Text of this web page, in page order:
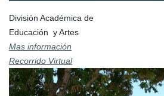
División Académica de
Educación y Artes
Mas información
Recorrido Virtual